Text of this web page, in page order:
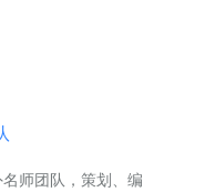
师团队，策划、编